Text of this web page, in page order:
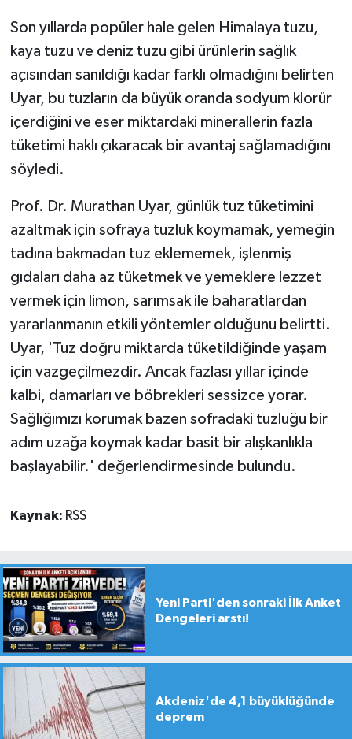
Son yıllarda popüler hale gelen Himalaya tuzu,
kaya tuzu ve deniz tuzu gibi ürünlerin sağlık
açısından sanıldığı kadar farklı olmadığını belirten
Uyar, bu tuzların da büyük oranda sodyum klorür
içerdiğini ve eser miktardaki minerallerin fazla
tüketimi haklı çıkaracak bir avantaj sağlamadığını
söyledi.
Prof. Dr. Murathan Uyar, günlük tuz tüketimini
azaltmak için sofraya tuzluk koymamak, yemeğin
tadına bakmadan tuz eklememek, işlenmiş
gıdaları daha az tüketmek ve yemeklere lezzet
vermek için limon, sarımsak ile baharatlardan
yararlanmanın etkili yöntemler olduğunu belirtti.
Uyar, 'Tuz doğru miktarda tüketildiğinde yaşam
için vazgeçilmezdir. Ancak fazlası yıllar içinde
kalbi, damarları ve böbrekleri sessizce yorar.
Sağlığımızı korumak bazen sofradaki tuzluğu bir
adım uzağa koymak kadar basit bir alışkanlıkla
başlayabilir.' değerlendirmesinde bulundu.
Kaynak: RSS
Yeni Parti'den sonraki İlk Anket
Dengeleri arstı!
Akdeniz'de 4,1 büyüklüğünde
deprem